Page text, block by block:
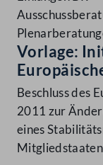
Vorlage:
Beschluss des
2011 zur
eines